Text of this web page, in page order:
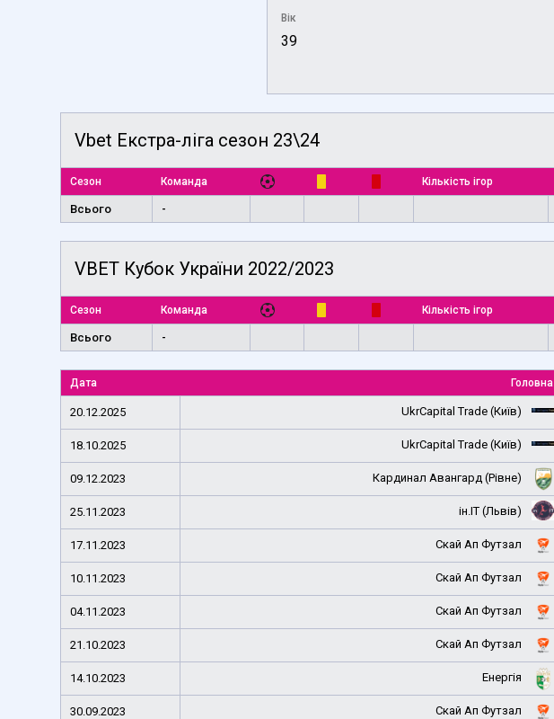
Вік
39
Vbet Екстра-ліга сезон 23\24
Сезон Команда Кількість ігор
Всього -
VBET Кубок України 2022/2023
Сезон Команда Кількість ігор
Всього -
Дата Головна
20.12.2025 UkrCapital Trade (Київ)
18.10.2025 UkrCapital Trade (Київ)
09.12.2023 Кардинал Авангард (Рівне)
25.11.2023 ін.ІТ (Львів)
17.11.2023 Скай Ап Футзал
10.11.2023 Скай Ап Футзал
04.11.2023 Скай Ап Футзал
21.10.2023 Скай Ап Футзал
14.10.2023 Енергія
30.09.2023 Скай Ап Футзал